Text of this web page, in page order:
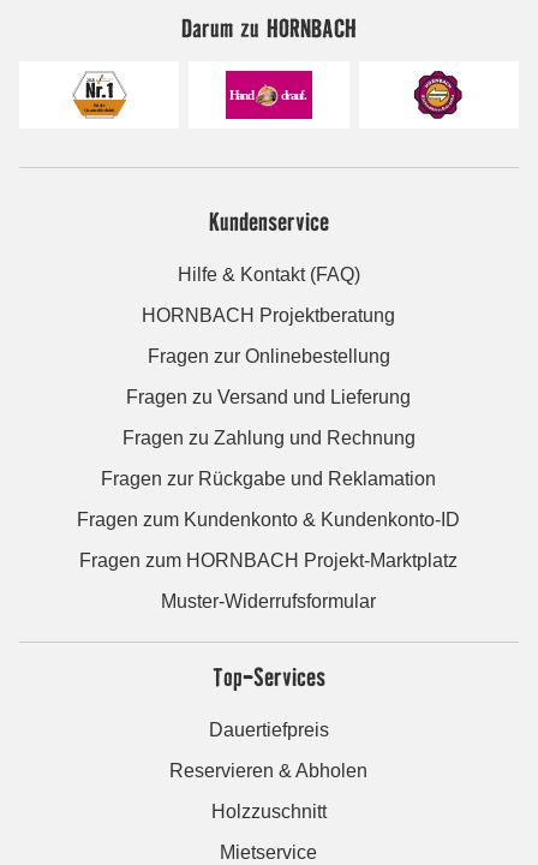
Darum zu HORNBACH
Kundenservice
Hilfe & Kontakt (FAQ)
HORNBACH Projektberatung
Fragen zur Onlinebestellung
Fragen zu Versand und Lieferung
Fragen zu Zahlung und Rechnung
Fragen zur Rückgabe und Reklamation
Fragen zum Kundenkonto & Kundenkonto-ID
Fragen zum HORNBACH Projekt-Marktplatz
Muster-Widerrufsformular
Top-Services
Dauertiefpreis
Reservieren & Abholen
Holzzuschnitt
Mietservice